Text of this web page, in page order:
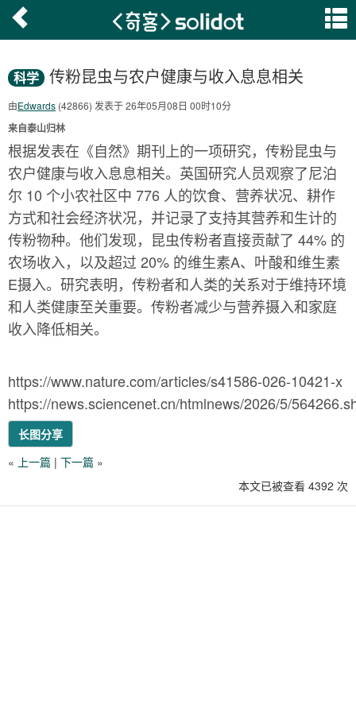
科学 传粉昆虫与农户健康与收入息息相关
由Edwards (42866) 发表于 26年05月08日 00时10分
来自泰山归林
根据发表在《自然》期刊上的一项研究，传粉昆虫与
农户健康与收入息息相关。英国研究人员观察了尼泊
尔 10 个小农社区中 776 人的饮食、营养状况、耕作
方式和社会经济状况，并记录了支持其营养和生计的
传粉物种。他们发现，昆虫传粉者直接贡献了 44% 的
农场收入，以及超过 20% 的维生素A、叶酸和维生素
E摄入。研究表明，传粉者和人类的关系对于维持环境
和人类健康至关重要。传粉者减少与营养摄入和家庭
收入降低相关。
https://www.nature.com/articles/s41586-026-10421-x
https://news.sciencenet.cn/htmlnews/2026/5/
长图分享
« 上一篇 | 下一篇 »
本文已被查看 4392 次